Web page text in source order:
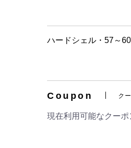
ハードシェル・57～
Coupon ク
現在利用可能なクー